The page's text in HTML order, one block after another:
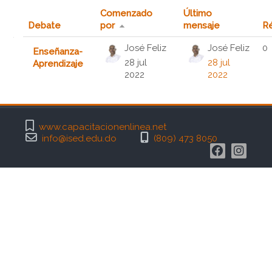
Mostrando 1 de 1 discusiones
Debate
Comenzado
por
Último
mensaje
Enseñanza-
Aprendizaje
José Feliz
28 jul
2022
José Feliz
28 jul
2022
0
www.capacitacionenlinea.net
info@ised.edu.do
(809) 473 8050